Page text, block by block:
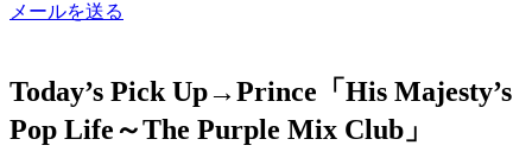
メールを送る
Today’s Pick Up→Prince「His Majesty’s
Pop Life～The Purple Mix Club」